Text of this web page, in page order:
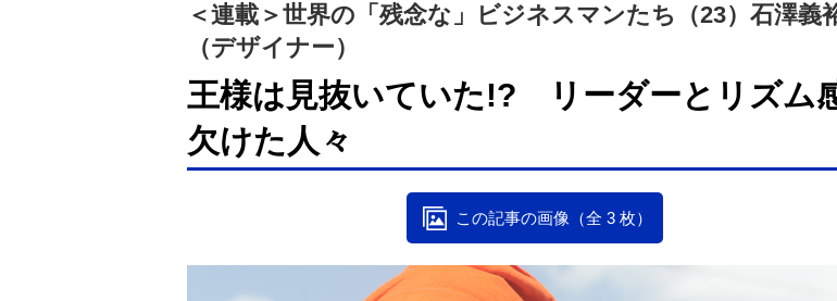
＜連載＞世界の「残念な」ビジネスマンたち（23）石澤義
（デザイナー）
王様は見抜いていた!? リーダーとリズム
欠けた人々
この記事の画像（全 3 枚）